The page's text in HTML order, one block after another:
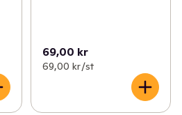
69,00 kr
69,00 kr /st